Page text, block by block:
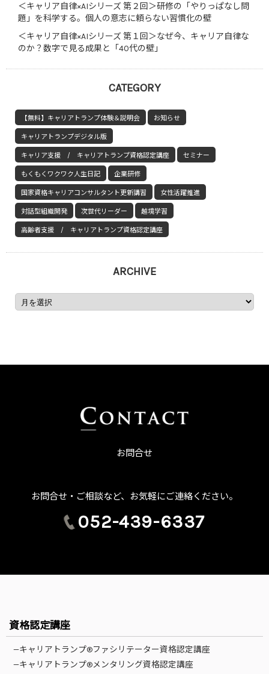
＜キャリア自律×AIシリーズ 第２回＞研修の「やりっぱなし問
題」を科学する。個人の意志に頼らない習慣化の壁
＜キャリア自律×AIシリーズ 第１回＞なぜ今、キャリア自律な
のか？数字で見る成果と「40代の壁」
CATEGORY
【無料】キャリアトランプ体験＆説明会 お知らせ
キャリアトランプデジタル版
キャリア支援 / キャリアトランプ資格認定講座 セミナー
もくもくワクワク人生日記 企業研修
国家資格キャリアコンサルタント更新講習 女性活躍推進
対話型組織開発 次世代リーダー 越境学習
高齢者支援 / キャリアトランプ資格認定講座
ARCHIVE
お問合せ
お問合せ・ご相談など、お気軽にご連絡ください。
052-439-6337
資格認定講座
—キャリアトランプ®ファシリテーター資格認定講座
—キャリアトランプ®メンタリング資格認定講座